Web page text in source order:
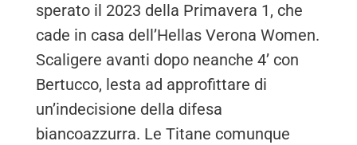
sperato il 2023 della Primavera 1, che
cade in casa dell’Hellas Verona Women.
Scaligere avanti dopo neanche 4’ con
Bertucco, lesta ad approfittare di
un’indecisione della difesa
biancoazzurra. Le Titane comunque